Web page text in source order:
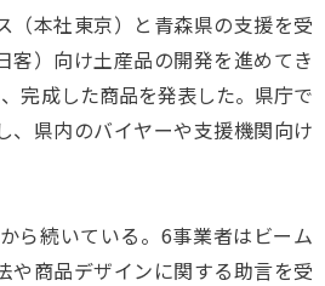
（本社東京）と青森県の支援を受
客）向け土産品の開発を進めてき
完成した商品を発表した。県庁で
、県内のバイヤーや支援機関向け
ら続いている。6事業者はビーム
や商品デザインに関する助言を受